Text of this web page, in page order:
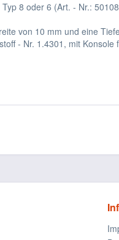
8 oder 6 (Art. - Nr.:
von 10 mm und eine
- Nr. 1.4301, mit Konsole